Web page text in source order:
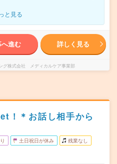
と見る
へ進む 詳しく見る
グ株式会社 メディカルケア事業部
！＊お話し相手から
土日祝日が休み 残業なし